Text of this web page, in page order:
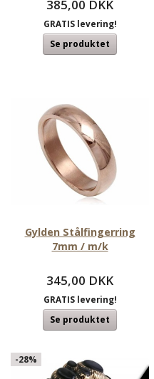
385,00 DKK
GRATIS levering!
Se produktet
Gylden Stålfingerring
7mm / m/k
345,00 DKK
GRATIS levering!
Se produktet
-28%